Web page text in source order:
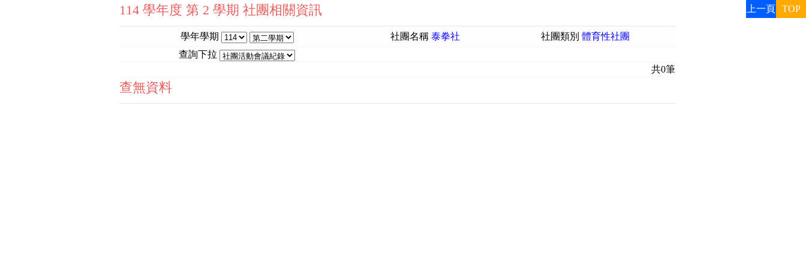
114 學年度 第 2 學期 社團相關資訊
學年學期 社團名稱 泰拳社 社團類別 體育性社團
查詢下拉
共0筆
查無資料
上一頁 TOP